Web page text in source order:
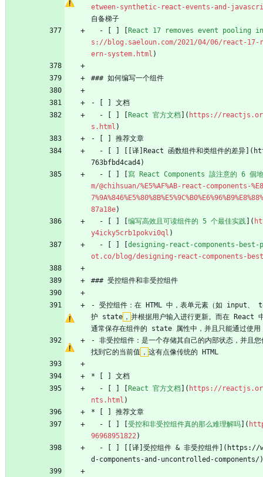
etween-synthetic-react-events-and-
自备梯子
  - [ ] [
React 17 removes event pooling
s://blog.saeloun.com/2021/04/06/react-17-
ern-system.html )
### 如何编写一个组件
- [ ] 文档
  - [ ] [
React 官方文档 ]( https://
s.html )
- [ ] 推荐文章
763bfbd4cad4)
  - [ ] [
寫 React Components 該注意的 6 個地
m/@chihsuan/%E5%AF%AB-react-components-
87a18e)
  - [ ] [
编写高效且可读组件的 5 个最佳实践 ](
y4icky5crb1pokvi0ql )
  - [ ] [
designing-react-components-
ot.co/blog/designing-react-components-
### 受控组件和非受控组件
- 受控组件：在 HTML 中，表单元素（如 input
护 state ， 并根据用户输入进行更新。而在 React
通常保存在组件的 state 属性中，并且只能通过
- 非受控组件：是一个存储其自己的内部状态，并且
找到它的当前值 ， 这有点像传统的 HTML
* [ ] 文档
  - [ ] [
React 官方文档 ]( https://
nts.html )
* [ ] 推荐文章
  - [ ] [
受控和非受控组件真的那么难理解吗 ](
96968951822)
  - [ ] [[译]受控组件
& 非受控组件](https://
d-components-and-uncontrolled-components/)